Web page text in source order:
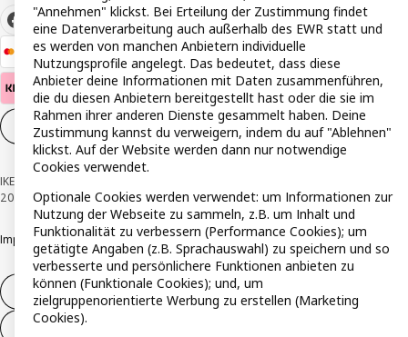
Cookie-Einstellungen DE
IKEA Österreich - Südring, 2334 Vösendorf © Inter IKEA Systems B.V. 1999-
2026
ImpressumDatenschutzerklärungCookie RichtlinieResponsible Disclosure
Widerruf / Rückgabe
Widerrufsrecht ausüben (Services)
"Annehmen" klickst. Bei Erteilung der Zustimmung findet
eine Datenverarbeitung auch außerhalb des EWR statt und
es werden von manchen Anbietern individuelle
Nutzungsprofile angelegt. Das bedeutet, dass diese
Anbieter deine Informationen mit Daten zusammenführen,
die du diesen Anbietern bereitgestellt hast oder die sie im
Rahmen ihrer anderen Dienste gesammelt haben. Deine
Zustimmung kannst du verweigern, indem du auf "Ablehnen"
klickst. Auf der Website werden dann nur notwendige
Cookies verwendet.
Optionale Cookies werden verwendet: um Informationen zur
Nutzung der Webseite zu sammeln, z.B. um Inhalt und
Funktionalität zu verbessern (Performance Cookies); um
getätigte Angaben (z.B. Sprachauswahl) zu speichern und so
verbesserte und persönlichere Funktionen anbieten zu
können (Funktionale Cookies); und, um
zielgruppenorientierte Werbung zu erstellen (Marketing
Cookies).